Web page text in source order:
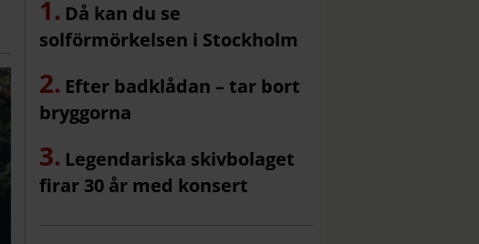
Då kan du se
solförmörkelsen i Stockholm
Efter badklådan – tar bort
bryggorna
Legendariska skivbolaget
firar 30 år med konsert